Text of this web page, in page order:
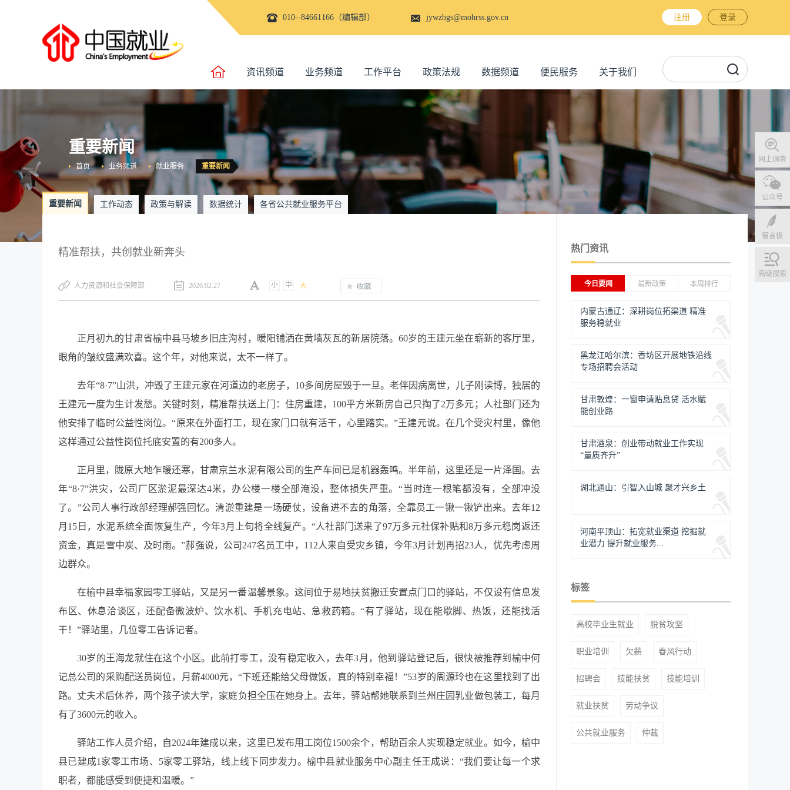
010--84661166（编辑部） jywzbgs@mohrss.gov.cn 注册 登录
资讯频道 业务频道 工作平台 政策法规 数据频道 便民服务 关于我们
网上调查
公众号
留言板
高级搜索
重要新闻
重要新闻
就业服务
业务频道
首页
重要新闻 工作动态 政策与解读 数据统计 各省公共就业服务平台
精准帮扶，共创就业新奔头
人力资源和社会保障部 2026.02.27 小 中 大
正月初九的甘肃省榆中县马坡乡旧庄沟村，暖阳铺洒在黄墙灰瓦的新居院落。60岁的王建元坐在崭新的客厅里，
眼角的皱纹盛满欢喜。这个年，对他来说，太不一样了。
去年“8·7”山洪，冲毁了王建元家在河道边的老房子，10多间房屋毁于一旦。老伴因病离世，儿子刚读博，独居的
王建元一度为生计发愁。关键时刻，精准帮扶送上门：住房重建，100平方米新房自己只掏了2万多元；人社部门还为
他安排了临时公益性岗位。“原来在外面打工，现在家门口就有活干，心里踏实。”王建元说。在几个受灾村里，像他
这样通过公益性岗位托底安置的有200多人。
正月里，陇原大地乍暖还寒，甘肃京兰水泥有限公司的生产车间已是机器轰鸣。半年前，这里还是一片泽国。去
年“8·7”洪灾，公司厂区淤泥最深达4米，办公楼一楼全部淹没，整体损失严重。“当时连一根笔都没有，全部冲没
了。”公司人事行政部经理郝强回忆。清淤重建是一场硬仗，设备进不去的角落，全靠员工一锹一锹铲出来。去年12
月15日，水泥系统全面恢复生产，今年3月上旬将全线复产。“人社部门送来了97万多元社保补贴和8万多元稳岗返还
资金，真是雪中炭、及时雨。”郝强说，公司247名员工中，112人来自受灾乡镇，今年3月计划再招23人，优先考虑周
边群众。
在榆中县幸福家园零工驿站，又是另一番温馨景象。这间位于易地扶贫搬迁安置点门口的驿站，不仅设有信息发
布区、休息洽谈区，还配备微波炉、饮水机、手机充电站、急救药箱。“有了驿站，现在能歇脚、热饭，还能找活
干！”驿站里，几位零工告诉记者。
30岁的王海龙就住在这个小区。此前打零工，没有稳定收入，去年3月，他到驿站登记后，很快被推荐到榆中何
记总公司的采购配送员岗位，月薪4000元，“下班还能给父母做饭，真的特别幸福！”53岁的周源玲也在这里找到了出
路。丈夫术后休养，两个孩子读大学，家庭负担全压在她身上。去年，驿站帮她联系到兰州庄园乳业做包装工，每月
有了3600元的收入。
驿站工作人员介绍，自2024年建成以来，这里已发布用工岗位1500余个，帮助百余人实现稳定就业。如今，榆中
县已建成1家零工市场、5家零工驿站，线上线下同步发力。榆中县就业服务中心副主任王成说：“我们要让每一个求
职者，都能感受到便捷和温暖。”
热门资讯
今日要闻 最新政策 本周排行
内蒙古通辽：深耕岗位拓渠道 精准
服务稳就业
黑龙江哈尔滨：香坊区开展地铁沿线
专场招聘会活动
甘肃敦煌：一窗申请贴息贷 活水赋
能创业路
甘肃酒泉：创业带动就业工作实现
“量质齐升”
湖北通山：引智入山城 聚才兴乡土
河南平顶山：拓宽就业渠道 挖掘就
业潜力 提升就业服务...
标签
高校毕业生就业 脱贫攻坚
职业培训 欠薪 春风行动
招聘会 技能扶贫 技能培训
就业扶贫 劳动争议
公共就业服务 仲裁